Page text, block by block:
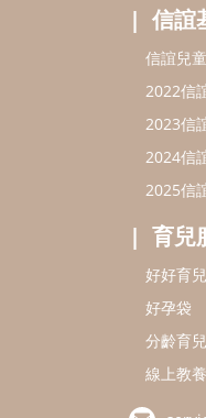
信誼
信誼兒
2022信
2023信
2024信
2025信
育兒
好好育兒
好孕袋
分齡育
線上教